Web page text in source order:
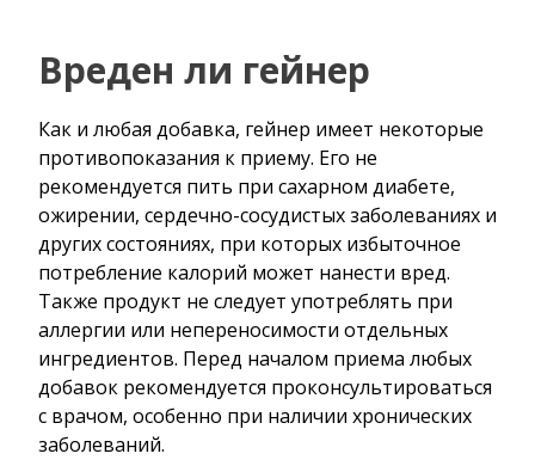
Вреден ли гейнер
Как и любая добавка, гейнер имеет некоторые
противопоказания к приему. Его не
рекомендуется пить при сахарном диабете,
ожирении, сердечно-сосудистых заболеваниях и
других состояниях, при которых избыточное
потребление калорий может нанести вред.
Также продукт не следует употреблять при
аллергии или непереносимости отдельных
ингредиентов. Перед началом приема любых
добавок рекомендуется проконсультироваться
с врачом, особенно при наличии хронических
заболеваний.